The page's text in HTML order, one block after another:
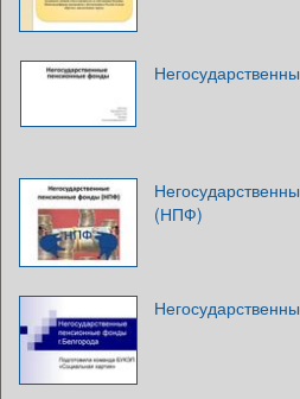
(НПФ)